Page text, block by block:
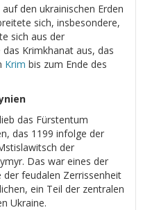
den ukrainischen Erden
sich, insbesondere,
sich aus der
Krimkhanat aus, das
Krim bis zum Ende des
das Fürstentum
das 1199 infolge der
der
Das war eines der
feudalen Zerrissenheit
ein Teil der zentralen
Ukraine.